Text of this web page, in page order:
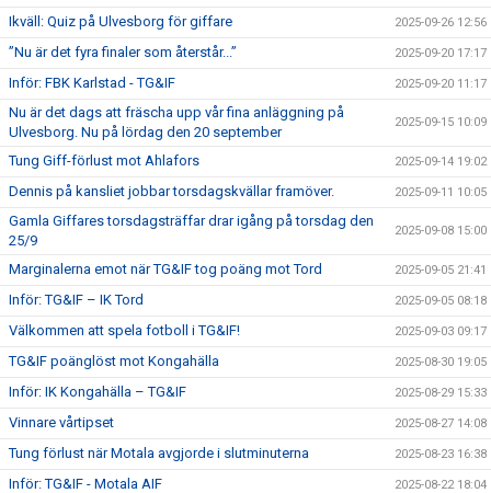
Ikväll: Quiz på Ulvesborg för giffare 2025-09-26 12:56
”Nu är det fyra finaler som återstår...” 2025-09-20 17:17
Inför: FBK Karlstad - TG&IF 2025-09-20 11:17
Nu är det dags att fräscha upp vår fina anläggning på
Ulvesborg. Nu på lördag den 20 september
2025-09-15 10:09
Tung Giff-förlust mot Ahlafors 2025-09-14 19:02
Dennis på kansliet jobbar torsdagskvällar framöver. 2025-09-11 10:05
Gamla Giffares torsdagsträffar drar igång på torsdag den
25/9
2025-09-08 15:00
Marginalerna emot när TG&IF tog poäng mot Tord 2025-09-05 21:41
Inför: TG&IF – IK Tord 2025-09-05 08:18
Välkommen att spela fotboll i TG&IF! 2025-09-03 09:17
TG&IF poänglöst mot Kongahälla 2025-08-30 19:05
Inför: IK Kongahälla – TG&IF 2025-08-29 15:33
Vinnare vårtipset 2025-08-27 14:08
Tung förlust när Motala avgjorde i slutminuterna 2025-08-23 16:38
Inför: TG&IF - Motala AIF 2025-08-22 18:04